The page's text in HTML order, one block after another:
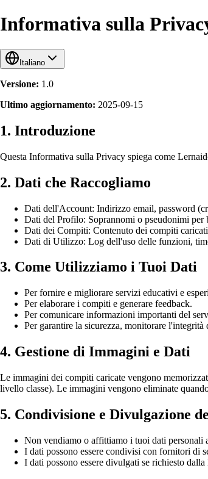
Informativa sulla
Italiano
Versione: 1.0
Ultimo aggiornamento: 2025-09-15
1. Introduzione
Questa Informativa sulla Privacy spiega come
2. Dati che Raccogliamo
Dati dell'Account: Indirizzo email, password
Dati del Profilo: Soprannomi o pseudonimi
Dati dei Compiti: Contenuto dei compiti
Dati di Utilizzo: Log dell'uso delle funzioni,
3. Come Utilizziamo i Tuoi Dati
Per fornire e migliorare servizi educativi e
Per elaborare i compiti e generare feedback.
Per comunicare informazioni importanti del
Per garantire la sicurezza, monitorare
4. Gestione di Immagini e Dati
Le immagini dei compiti caricate vengono
livello classe). Le immagini vengono eliminate
5. Condivisione e Divulgazione
Non vendiamo o affittiamo i tuoi dati personali
I dati possono essere condivisi con fornitori di
I dati possono essere divulgati se richiesto